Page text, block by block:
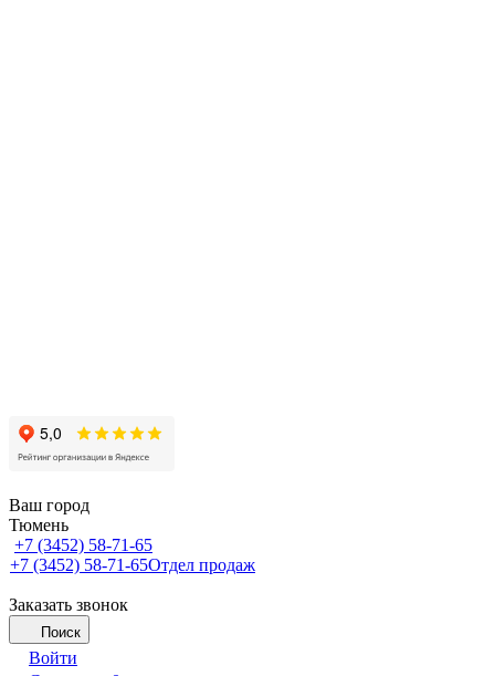
Ваш город
Тюмень
+7 (3452) 58-71-65
+7 (3452) 58-71-65Отдел продаж
Заказать звонок
Поиск
Войти